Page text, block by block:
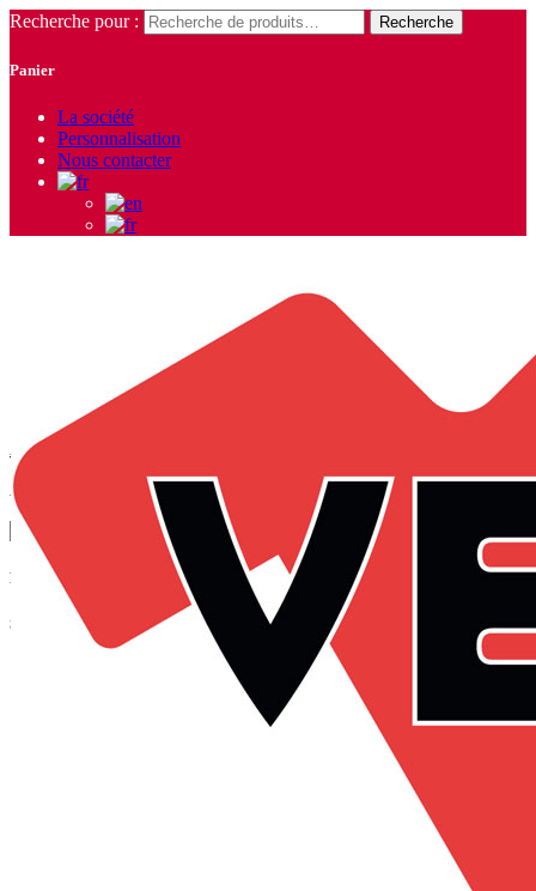
Recherche pour : Recherche
Panier
La société
Personnalisation
Nous contacter
Payper
Accueil
Affichage de 595–602 sur 602 résultats
Panier
Suivez-nous sur Facebook